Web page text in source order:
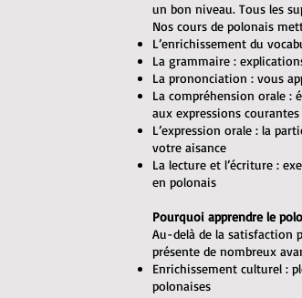
un bon niveau. Tous les
Nos cours de polonais
L’enrichissement du
La grammaire :
La prononciation : vous
La compréhension orale :
aux expressions courantes
L’expression orale : la
votre aisance
La lecture et l’écriture :
en polonais
Pourquoi apprendre le
Au-delà de la satisfaction
présente de nombreux
Enrichissement culturel :
polonaises